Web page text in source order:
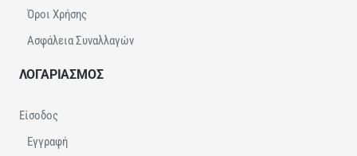
Όροι Χρήσης
Ασφάλεια Συναλλαγών
ΛΟΓΑΡΙΑΣΜΟΣ
Είσοδος
Εγγραφή